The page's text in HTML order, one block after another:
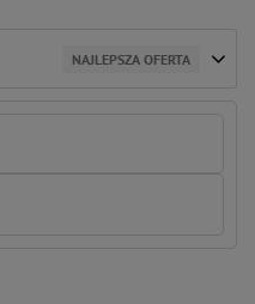
NAJLEPSZA OFERTA